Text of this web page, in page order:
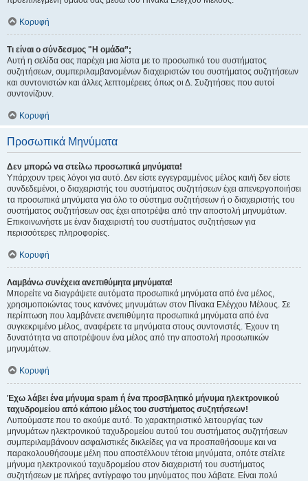
Κορυφή
Τι είναι ο σύνδεσμος "Η ομάδα”;
Αυτή η σελίδα σας παρέχει μια λίστα με το προσωπικό του συστήματος
συζητήσεων, συμπεριλαμβανομένων διαχειριστών του συστήματος συζητήσεων
και συντονιστών και άλλες λεπτομέρειες όπως οι Δ. Συζητήσεις που αυτοί
συντονίζουν.
Κορυφή
Προσωπικά Μηνύματα
Δεν μπορώ να στείλω προσωπικά μηνύματα!
Υπάρχουν τρεις λόγοι για αυτό. Δεν είστε εγγεγραμμένος μέλος και/ή δεν είστε
συνδεδεμένοι, ο διαχειριστής του συστήματος συζητήσεων έχει απενεργοποιήσει
τα προσωπικά μηνύματα για όλο το σύστημα συζητήσεων ή ο διαχειριστής του
συστήματος συζητήσεων σας έχει αποτρέψει από την αποστολή μηνυμάτων.
Επικοινωνήστε με έναν διαχειριστή του συστήματος συζητήσεων για
περισσότερες πληροφορίες.
Κορυφή
Λαμβάνω συνέχεια ανεπιθύμητα μηνύματα!
Μπορείτε να διαγράψετε αυτόματα προσωπικά μηνύματα από ένα μέλος,
χρησιμοποιώντας τους κανόνες μηνυμάτων στον Πίνακα Ελέγχου Μέλους. Σε
περίπτωση που λαμβάνετε ανεπιθύμητα προσωπικά μηνύματα από ένα
συγκεκριμένο μέλος, αναφέρετε τα μηνύματα στους συντονιστές. Έχουν τη
δυνατότητα να αποτρέψουν ένα μέλος από την αποστολή προσωπικών
μηνυμάτων.
Κορυφή
Έχω λάβει ένα μήνυμα spam ή ένα προσβλητικό μήνυμα ηλεκτρονικού
ταχυδρομείου από κάποιο μέλος του συστήματος συζητήσεων!
Λυπούμαστε που το ακούμε αυτό. Το χαρακτηριστικό λειτουργίας των
μηνυμάτων ηλεκτρονικού ταχυδρομείου αυτού του συστήματος συζητήσεων
συμπεριλαμβάνουν ασφαλιστικές δικλείδες για να προσπαθήσουμε και να
παρακολουθήσουμε μέλη που αποστέλλουν τέτοια μηνύματα, οπότε στείλτε
μήνυμα ηλεκτρονικού ταχυδρομείου στον διαχειριστή του συστήματος
συζητήσεων με πλήρες αντίγραφο του μηνύματος που λάβατε. Είναι πολύ